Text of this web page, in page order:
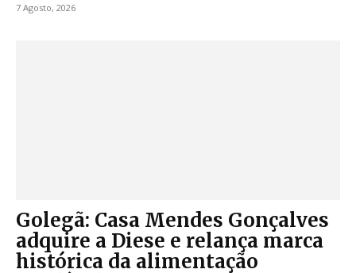
7 Agosto, 2026
Golegã: Casa Mendes Gonçalves
adquire a Diese e relança marca
histórica da alimentação